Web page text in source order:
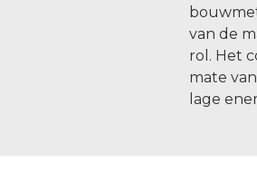
van de
rol. Het
mate
lage